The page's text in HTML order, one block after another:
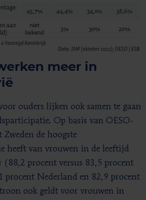
meer in
ouders lijken ook samen te gaan
Op basis van OESO-
de hoogste
heeft van vrouwen in de leeftijd
(88,2 procent versus 83,5 procent
procent Nederland en 82,9 procent
ook geldt voor vrouwen in